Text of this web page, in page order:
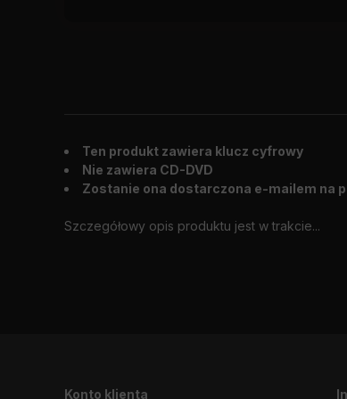
Ten produkt zawiera klucz cyfrowy
Nie zawiera CD-DVD
Zostanie ona dostarczona e-mailem na
Szczegółowy opis produktu jest w trakcie...
Wygląd zewnętrzny: 2014.03.25
Konto klienta